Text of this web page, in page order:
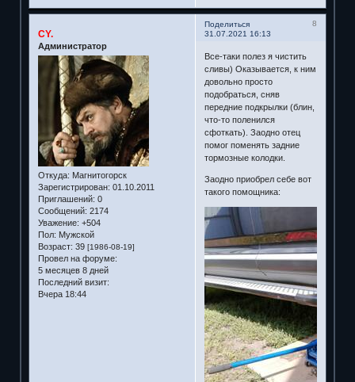
Поделиться
8
31.07.2021 16:13
CY.
Администратор
Откуда: Магнитогорск
Зарегистрирован: 01.10.2011
Приглашений: 0
Сообщений: 2174
Уважение: +504
Пол: Мужской
Возраст: 39 [1986-08-19]
Провел на форуме:
5 месяцев 8 дней
Последний визит:
Вчера 18:44
Все-таки полез я чистить
сливы) Оказывается, к ним
довольно просто
подобраться, сняв
передние подкрылки (блин,
что-то поленился
сфоткать). Заодно отец
помог поменять задние
тормозные колодки.
Заодно приобрел себе вот
такого помощника: